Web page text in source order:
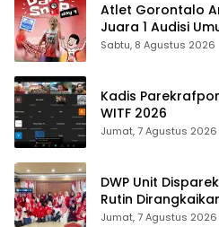
Atlet Gorontalo
Juara 1 Audisi
Makassar
Sabtu, 8 Agustus 2026
Kadis
WITF 2026
Jumat, 7 Agustus 2026
DWP Unit
Rutin
Stres
Jumat, 7 Agustus 2026